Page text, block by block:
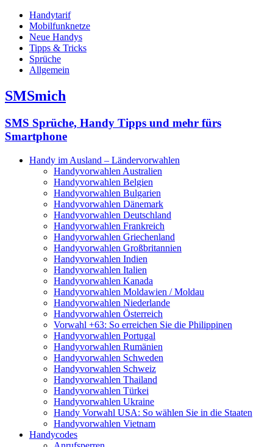
Handytarif
Mobilfunknetze
Neue Handys
Tipps & Tricks
Sprüche
Allgemein
SMSmich
SMS Sprüche, Handy Tipps und mehr fürs
Smartphone
Handy im Ausland – Ländervorwahlen
Handyvorwahlen Australien
Handyvorwahlen Belgien
Handyvorwahlen Bulgarien
Handyvorwahlen Dänemark
Handyvorwahlen Deutschland
Handyvorwahlen Frankreich
Handyvorwahlen Griechenland
Handyvorwahlen Großbritannien
Handyvorwahlen Indien
Handyvorwahlen Italien
Handyvorwahlen Kanada
Handyvorwahlen Moldawien / Moldau
Handyvorwahlen Niederlande
Handyvorwahlen Österreich
Vorwahl +63: So erreichen Sie die Philippinen
Handyvorwahlen Portugal
Handyvorwahlen Rumänien
Handyvorwahlen Schweden
Handyvorwahlen Schweiz
Handyvorwahlen Thailand
Handyvorwahlen Türkei
Handyvorwahlen Ukraine
Handy Vorwahl USA: So wählen Sie in die Staaten
Handyvorwahlen Vietnam
Handycodes